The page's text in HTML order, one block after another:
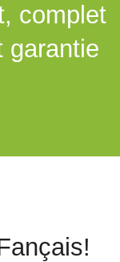
complet
garantie